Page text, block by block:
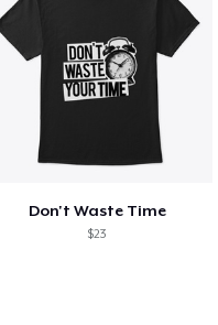
Don't Waste Time
$23